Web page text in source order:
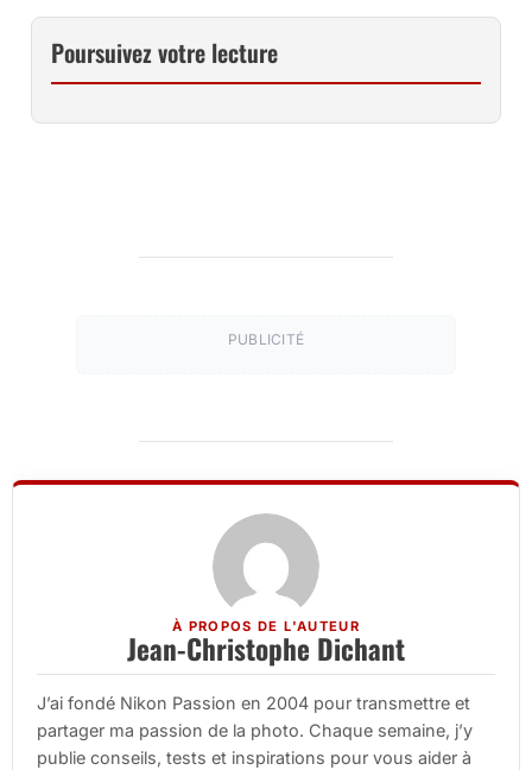
Poursuivez votre lecture
PUBLICITÉ
À PROPOS DE L'AUTEUR
Jean-Christophe Dichant
J’ai fondé Nikon Passion en 2004 pour transmettre et
partager ma passion de la photo. Chaque semaine, j’y
publie conseils, tests et inspirations pour vous aider à